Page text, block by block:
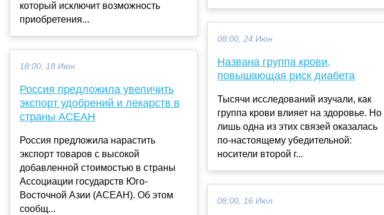
который исключит возможность
приобретения...
18:00, 18 Июн
Россия предложила увеличить
экспорт удобрений и лекарств в
страны АСЕАН
Россия предложила нарастить
экспорт товаров с высокой
добавленной стоимостью в страны
Ассоциации государств Юго-
Восточной Азии (АСЕАН). Об этом
сообщ...
08:00, 24 Июн
Названа группа крови,
повышающая риск диабета
Тысячи исследований изучали, как
группа крови влияет на здоровье. Но
лишь одна из этих связей оказалась
по-настоящему убедительной:
носители второй г...
08:00, 16 Июл